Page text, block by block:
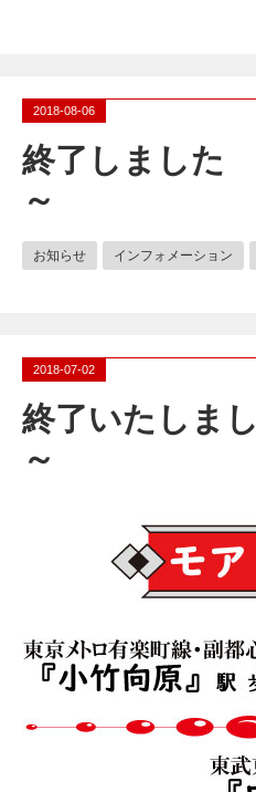
2018-08-06
終了しました
～
お知らせ インフォメーション
2018-07-02
終了いたしま
～